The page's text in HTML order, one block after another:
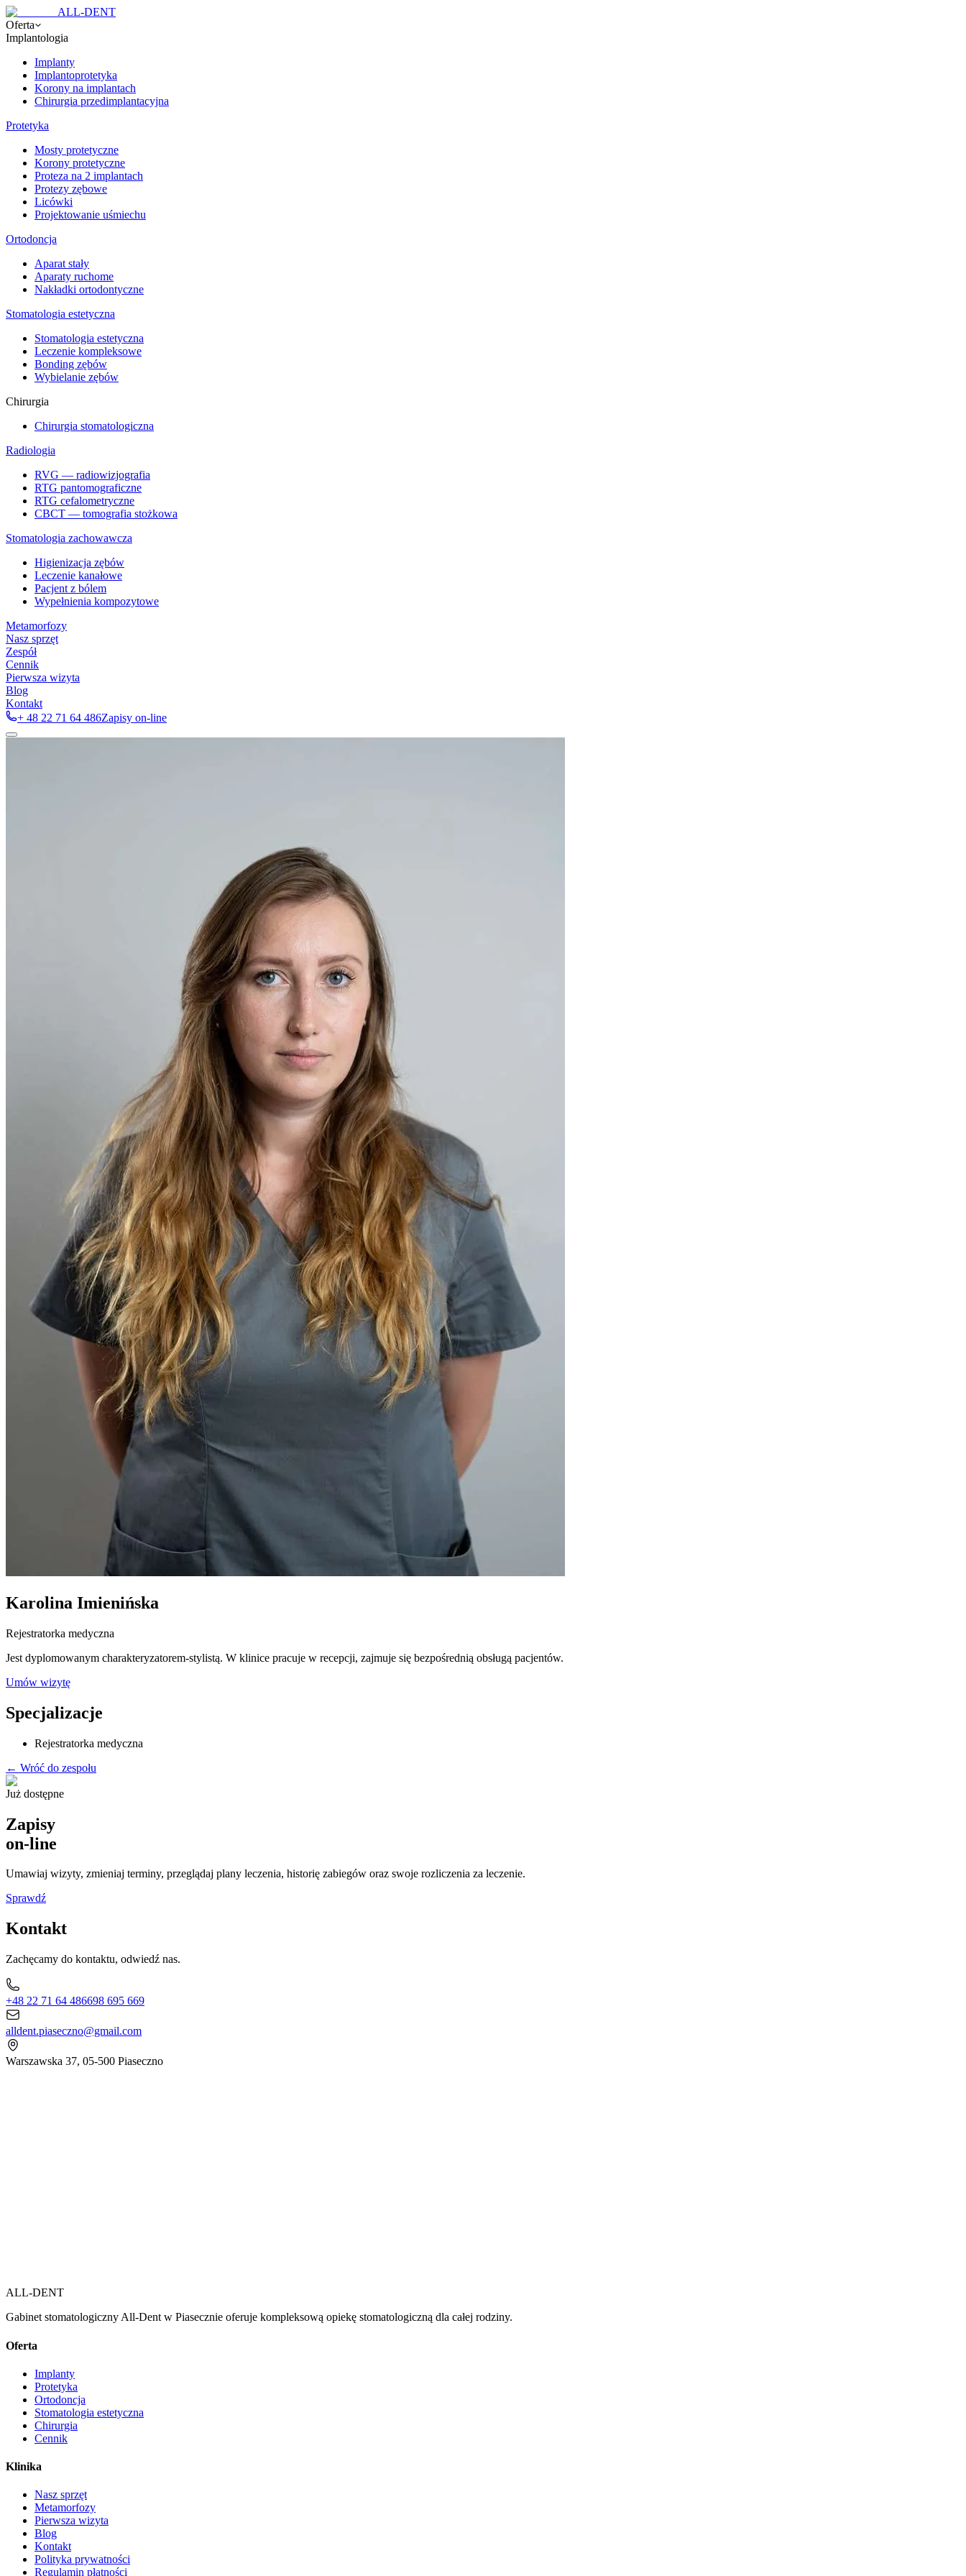
ALL-DENT
Oferta
Implantologia
Implanty
Implantoprotetyka
Korony na implantach
Chirurgia przedimplantacyjna
Protetyka
Mosty protetyczne
Korony protetyczne
Proteza na 2 implantach
Protezy zębowe
Licówki
Projektowanie uśmiechu
Ortodoncja
Aparat stały
Aparaty ruchome
Nakładki ortodontyczne
Stomatologia estetyczna
Stomatologia estetyczna
Leczenie kompleksowe
Bonding zębów
Wybielanie zębów
Chirurgia
Chirurgia stomatologiczna
Radiologia
RVG — radiowizjografia
RTG pantomograficzne
RTG cefalometryczne
CBCT — tomografia stożkowa
Stomatologia zachowawcza
Higienizacja zębów
Leczenie kanałowe
Pacjent z bólem
Wypełnienia kompozytowe
Metamorfozy
Nasz sprzęt
Zespół
Cennik
Pierwsza wizyta
Blog
Kontakt
+ 48 22 71 64 486Zapisy on-line
Karolina Imienińska
Rejestratorka medyczna
Jest dyplomowanym charakteryzatorem-stylistą. W klinice pracuje w recepcji, zajmuje się bezpośrednią obsługą pacjentów.
Umów wizytę
Specjalizacje
Rejestratorka medyczna
← Wróć do zespołu
Już dostępne
Zapisy
on-line
Umawiaj wizyty, zmieniaj terminy, przeglądaj plany leczenia, historię zabiegów oraz swoje rozliczenia za leczenie.
Sprawdź
Kontakt
Zachęcamy do kontaktu, odwiedź nas.
+48 22 71 64 486698 695 669
alldent.piaseczno@gmail.com
Warszawska 37, 05-500 Piaseczno
ALL-DENT
Gabinet stomatologiczny All-Dent w Piasecznie oferuje kompleksową opiekę stomatologiczną dla całej rodziny.
Oferta
Implanty
Protetyka
Ortodoncja
Stomatologia estetyczna
Chirurgia
Cennik
Klinika
Nasz sprzęt
Metamorfozy
Pierwsza wizyta
Blog
Kontakt
Polityka prywatności
Regulamin płatności